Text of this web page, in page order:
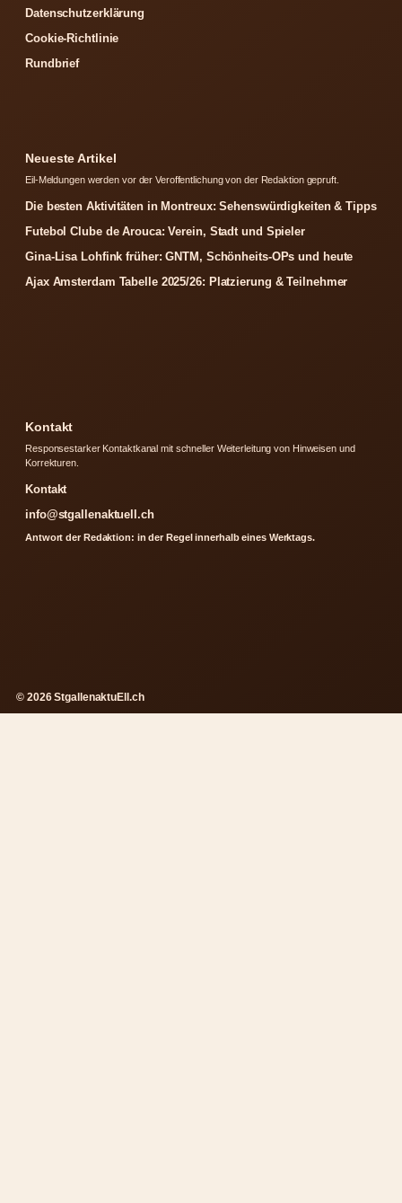
Datenschutzerklärung
Cookie-Richtlinie
Rundbrief
Neueste Artikel
Eil-Meldungen werden vor der Veroffentlichung von der Redaktion gepruft.
Die besten Aktivitäten in Montreux: Sehenswürdigkeiten & Tipps
Futebol Clube de Arouca: Verein, Stadt und Spieler
Gina-Lisa Lohfink früher: GNTM, Schönheits-OPs und heute
Ajax Amsterdam Tabelle 2025/26: Platzierung & Teilnehmer
Kontakt
Responsestarker Kontaktkanal mit schneller Weiterleitung von Hinweisen und
Korrekturen.
Kontakt
info@stgallenaktuell.ch
Antwort der Redaktion: in der Regel innerhalb eines Werktags.
© 2026 StgallenaktuEll.ch